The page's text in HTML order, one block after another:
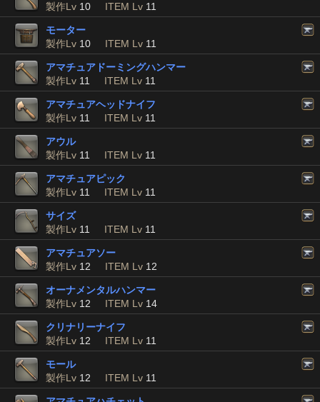
製作Lv 10 ITEM Lv 11
モーター
製作Lv 10 ITEM Lv 11
アマチュアドーミングハンマー
製作Lv 11 ITEM Lv 11
アマチュアヘッドナイフ
製作Lv 11 ITEM Lv 11
アウル
製作Lv 11 ITEM Lv 11
アマチュアピック
製作Lv 11 ITEM Lv 11
サイズ
製作Lv 11 ITEM Lv 11
アマチュアソー
製作Lv 12 ITEM Lv 12
オーナメンタルハンマー
製作Lv 12 ITEM Lv 14
クリナリーナイフ
製作Lv 12 ITEM Lv 11
モール
製作Lv 12 ITEM Lv 11